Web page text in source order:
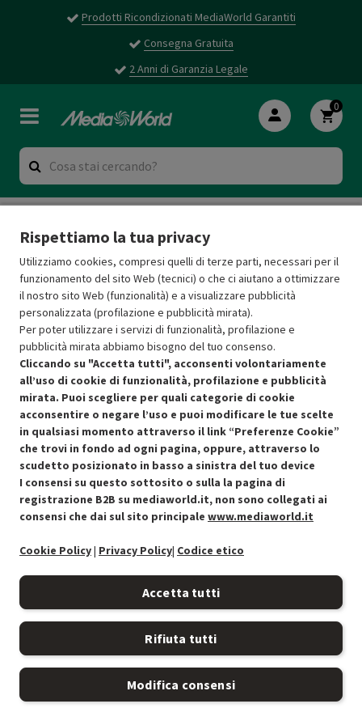
Prodotti Ricondizionati MediaWorld Garantiti
Consegna Gratuita
2 Anni di Garanzia Legale
0
COMPUTER
Mac Studio (0 risultati)
Condizioni generali di vendita
Cookie Policy
Preferenze cookie
Recedere dal contratto qui
Rispettiamo la tua privacy
Utilizziamo cookies, compresi quelli di terze parti, necessari per il
funzionamento del sito Web (tecnici) o che ci aiutano a ottimizzare
il nostro sito Web (funzionalità) e a visualizzare pubblicità
personalizzata (profilazione e pubblicità mirata).
Per poter utilizzare i servizi di funzionalità, profilazione e
pubblicità mirata abbiamo bisogno del tuo consenso.
Cliccando su "Accetta tutti", acconsenti volontariamente
all’uso di cookie di funzionalità, profilazione e pubblicità
mirata. Puoi scegliere per quali categorie di cookie
acconsentire o negare l’uso e puoi modificare le tue scelte
in qualsiasi momento attraverso il link “Preferenze Cookie”
che trovi in fondo ad ogni pagina, oppure, attraverso lo
scudetto posizionato in basso a sinistra del tuo device
I consensi su questo sottosito o sulla la pagina di
registrazione B2B su mediaworld.it, non sono collegati ai
consensi che dai sul sito principale www.mediaworld.it
Cookie Policy| Privacy Policy| Codice etico
Accetta tutti
Rifiuta tutti
Modifica consensi